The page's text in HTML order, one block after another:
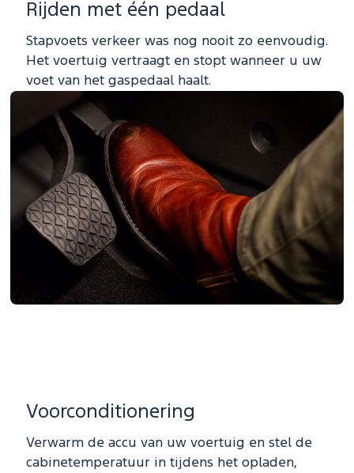
Rijden met één pedaal
Stapvoets verkeer was nog nooit zo eenvoudig.
Het voertuig vertraagt en stopt wanneer u uw
voet van het gaspedaal haalt.
Voorconditionering
Verwarm de accu van uw voertuig en stel de
cabinetemperatuur in tijdens het opladen,